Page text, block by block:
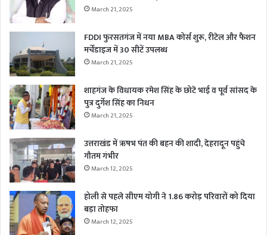
March 21, 2025
FDDI फुरसतगंज में नया MBA कोर्स शुरू, रीटेल और फैशन
मर्चेंडाइज में 30 सीटें उपलब्ध
March 21, 2025
शाहगंज के विधायक रमेश सिंह के छोटे भाई व पूर्व सांसद के
पुत्र दुर्गेश सिंह का निधन
March 21, 2025
उत्तराखंड में ऋषभ पंत की बहन की शादी, देहरादून पहुंचे
गौतम गंभीर
March 12, 2025
होली से पहले सीएम योगी ने 1.86 करोड़ परिवारों को दिया
बड़ा तोहफा
March 12, 2025